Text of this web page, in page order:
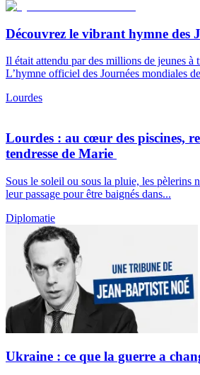
Découvrez le vibrant hymne des
Il était attendu par des millions de jeunes à
L’hymne officiel des Journées mondiales
Lourdes
Lourdes : au cœur des piscines,
tendresse de Marie
Sous le soleil ou sous la pluie, les pèlerins
leur passage pour être baignés dans...
Diplomatie
Ukraine : ce que la guerre a